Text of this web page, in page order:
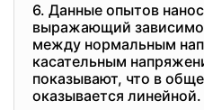
6. Данные опытов
выражающий
между нормальным
касательным
показывают, что в
оказывается линейной.